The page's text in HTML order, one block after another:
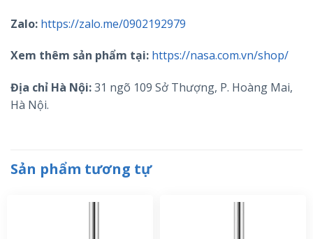
Zalo: https://zalo.me/0902192979
Xem thêm sản phẩm tại: https://nasa.com.vn/shop/
Địa chỉ Hà Nội:31 ngõ 109 Sở Thượng, P. Hoàng Mai,
Hà Nội.
Sản phẩm tương tự